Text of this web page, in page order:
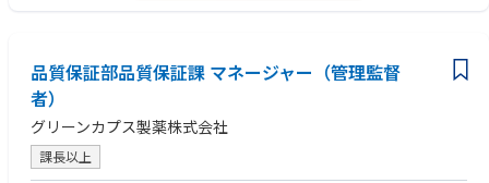
他チームとのローテーション、開発部門等他部門への兼務またはローテー
ションを経験してキャリアを積んで頂きます。
以降は工業会活動などの対外活動への関与や、マーケティング部門と連携
した環境性能アピール等の企画関連業務を行って頂く可能性もあります。
TOEIC700点程度の英語力
品質保証部品質保証課 マネージャー（管理監督
者）
グリーンカプス製薬株式会社
課長以上